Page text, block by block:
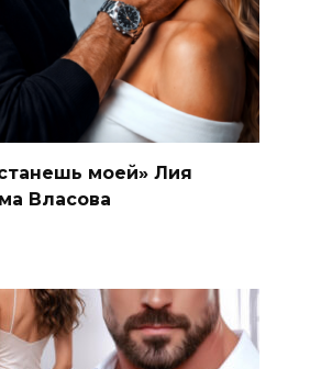
моей» Лия
Власова